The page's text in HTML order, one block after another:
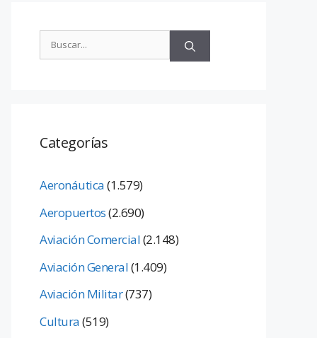
Categorías
Aeronáutica(1.579)
Aeropuertos(2.690)
Aviación Comercial(2.148)
Aviación General(1.409)
Aviación Militar(737)
Cultura(519)